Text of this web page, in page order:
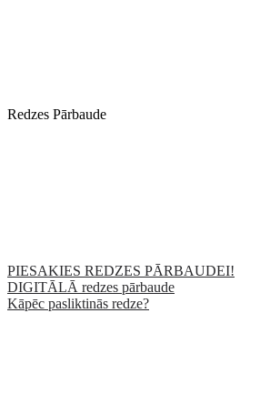
Redzes Pārbaude
PIESAKIES REDZES PĀRBAUDEI!
DIGITĀLĀ redzes pārbaude
Kāpēc pasliktinās redze?